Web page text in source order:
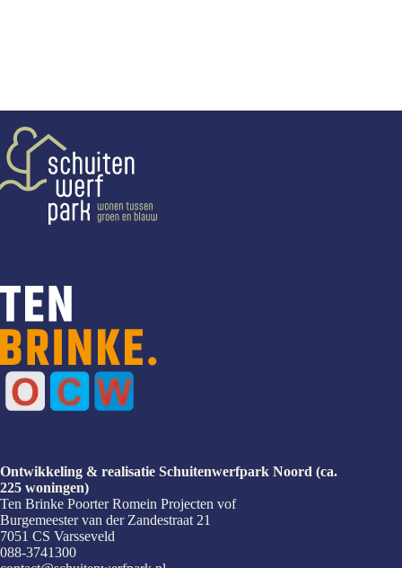
Ontwikkeling & realisatie Schuitenwerfpark Noord (ca.
225 woningen)
Ten Brinke Poorter Romein Projecten vof
Burgemeester van der Zandestraat 21
7051 CS Varsseveld
088-3741300